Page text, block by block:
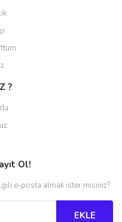
?
Ol!
e-posta almak ister misiniz?
EKLE